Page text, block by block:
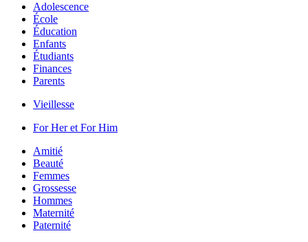
Adolescence
École
Éducation
Enfants
Étudiants
Finances
Parents
Vieillesse
For Her et For Him
Amitié
Beauté
Femmes
Grossesse
Hommes
Maternité
Paternité